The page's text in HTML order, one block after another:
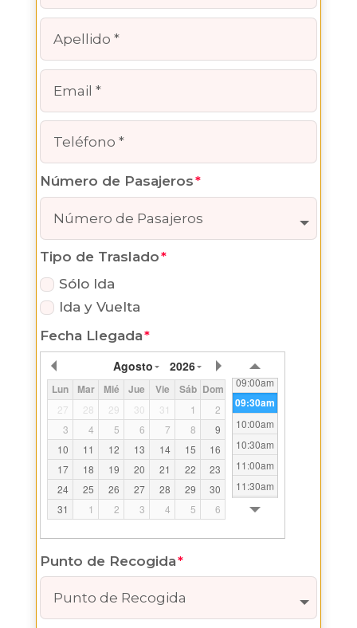
Número de Pasajeros
Tipo de Traslado
Sólo Ida
Ida y Vuelta
Fecha Llegada
Agosto
2026
Lun Mar Mié Jue Vie Sáb Dom
27 28 29 30 31 1
2
3
4 5 6 7 8
9
10
11 12 13 14 15
16
17
18 19 20 21 22
23
24
25 26 27 28 29
30
31
1 2 3 4 5 6
00:00am
01:30am
02:30am
04:30am
05:30am
08:30am
09:00am
09:30am
10:00am
10:30am
11:00am
11:30am
12:00pm
Punto de Recogida